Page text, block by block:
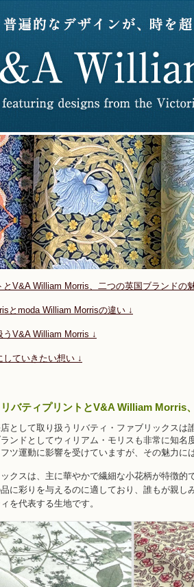
とV&A William Morris、二つの英国ブランドの
とmoda William Morrisの違い ↓
V&A William Morris ↓
ていきたい想い ↓
リバティプリントとV&A William Morris
として取り扱うリバティ・ファブリックス
ンドとしてウィリアム・モリスも非常に知名
ツ運動に影響を受けていますが、その魅力に
クスは、主に華やかで繊細な小花柄が特徴
に彩りを与えるのに適しており、誰もが親し
を代表する生地です。